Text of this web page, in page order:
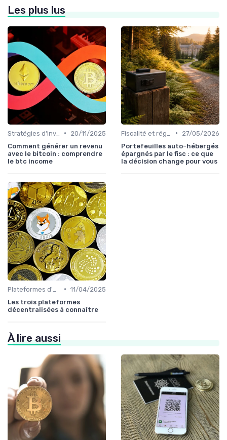
Les plus lus
•
20/11/2025
Comment générer un revenu
avec le bitcoin : comprendre
le btc income
•
27/05/2026
Portefeuilles auto-hébergés
épargnés par le fisc : ce que
la décision change pour vous
• 11/04/2025
Les trois plateformes
décentralisées à connaître
À lire aussi